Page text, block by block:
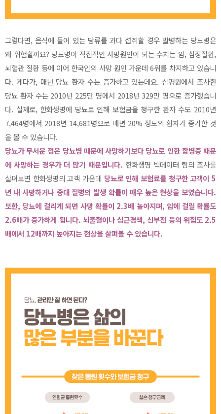
그렇다면, 음식에 들어 있는 당류를 과다 섭취할 경우 발병하는 당뇨병은
왜 위험할까요? 당뇨병이 직접적인 사망원인이 되는 수치는 암, 심장질환,
뇌혈관 질환 등에 이어 한국인의 사망 원인 가운데 6위를 차지하고 있습니
다. 게다가, 매년 당뇨 환자 수는 증가하고 있는데요. 심평원에서 조사한
당뇨 환자 수는 2010년 225만 명에서 2018년 329만 명으로 증가했습니
다. 실제로, 한화생명에 당뇨로 인해 보험금을 청구한 환자 수도 2010년
7,464명에서 2018년 14,681명으로 매년 20% 정도의 환자가 증가한 것
을 볼 수 있습니다.
당뇨가 무서운 점은 당뇨병 때문에 사망하기보다 당뇨로 인한 합병증 때문
에 사망하는 경우가 더 많기 때문입니다. 한화생명 빅데이터 팀의 조사를
살펴보면 한화생명의 고객 가운데 당뇨로 인해 보험료를 청구한 고객이 5
년 내 사망하거나 중대 질병의 발생 확률이 매우 높은 현상을 보였습니다.
또한, 당뇨에 걸리게 되면 사망 확률이 2.3배 높아지며, 암에 걸릴 확률도
2.6배가 증가하게 됩니다. 뇌출혈이나 심근경색, 신부전 등의 위험도 2.5
배에서 12배까지 높아지는 현상을 살펴볼 수 있습니다.